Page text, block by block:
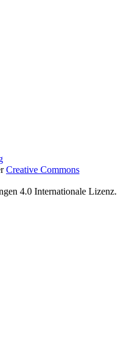
Creative Commons
4.0 Internationale Lizenz.